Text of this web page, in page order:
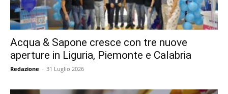
Acqua & Sapone cresce con tre nuove
aperture in Liguria, Piemonte e Calabria
Redazione - 31 Luglio 2026